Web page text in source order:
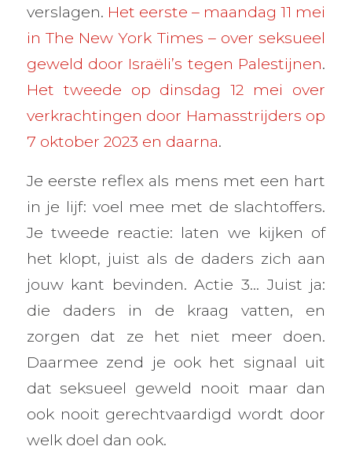
verslagen. Het eerste – maandag 11 mei
in The New York Times – over seksueel
geweld door Israëli’s tegen Palestijnen.
Het tweede op dinsdag 12 mei over
verkrachtingen door Hamasstrijders op
7 oktober 2023 en daarna.
Je eerste reflex als mens met een hart
in je lijf: voel mee met de slachtoffers.
Je tweede reactie: laten we kijken of
het klopt, juist als de daders zich aan
jouw kant bevinden. Actie 3… Juist ja:
die daders in de kraag vatten, en
zorgen dat ze het niet meer doen.
Daarmee zend je ook het signaal uit
dat seksueel geweld nooit maar dan
ook nooit gerechtvaardigd wordt door
welk doel dan ook.